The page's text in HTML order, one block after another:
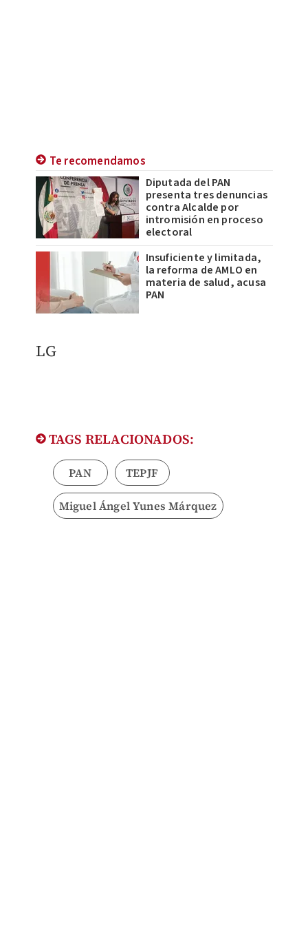
Te recomendamos
Diputada del PAN
presenta tres denuncias
contra Alcalde por
intromisión en proceso
electoral
Insuficiente y limitada,
la reforma de AMLO en
materia de salud, acusa
PAN
LG
TAGS RELACIONADOS:
PAN TEPJF
Miguel Ángel Yunes Márquez